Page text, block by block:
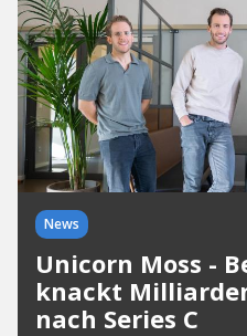
News
Unicorn Moss -
knackt
nach Series C